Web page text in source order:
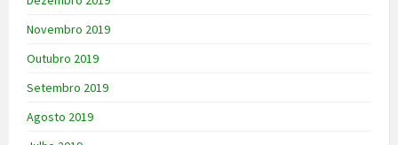
Novembro 2019
Outubro 2019
Setembro 2019
Agosto 2019